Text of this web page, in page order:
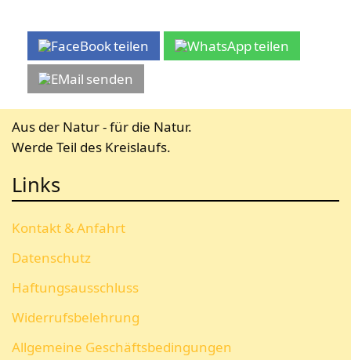
teilen
teilen
senden
Aus der Natur - für die Natur.
Werde Teil des Kreislaufs.
Links
Kontakt & Anfahrt
Datenschutz
Haftungsausschluss
Widerrufsbelehrung
Allgemeine Geschäftsbedingungen